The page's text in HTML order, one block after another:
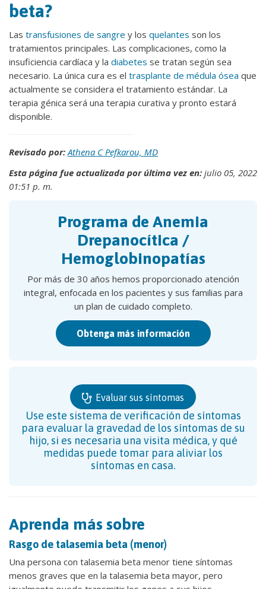
beta?
Las transfusiones de sangre y los quelantes son los
tratamientos principales. Las complicaciones, como la
insuficiencia cardíaca y la diabetes se tratan según sea
necesario. La única cura es el trasplante de médula ósea que
actualmente se considera el tratamiento estándar. La
terapia génica será una terapia curativa y pronto estará
disponible.
Revisado por: Athena C Pefkarou, MD
Esta página fue actualizada por última vez en: julio 05, 2022
01:51 p. m.
Programa de Anemia
Drepanocítica /
Hemoglobinopatías
Por más de 30 años hemos proporcionado atención
integral, enfocada en los pacientes y sus familias para
un plan de cuidado completo.
Obtenga más información
Evaluar sus síntomas
Use este sistema de verificación de síntomas
para evaluar la gravedad de los síntomas de su
hijo, si es necesaria una visita médica, y qué
medidas puede tomar para aliviar los
síntomas en casa.
Aprenda más sobre
Rasgo de talasemia beta (menor)
Una persona con talasemia beta menor tiene síntomas
menos graves que en la talasemia beta mayor, pero